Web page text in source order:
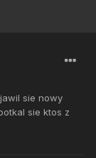
sie nowy
sie ktos z